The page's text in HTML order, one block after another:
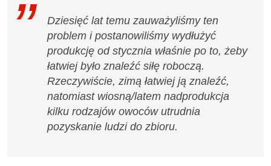
Dziesięć lat temu zauważyliśmy ten
problem i postanowiliśmy wydłużyć
produkcję od stycznia właśnie po to, żeby
łatwiej było znaleźć siłę roboczą.
Rzeczywiście, zimą łatwiej ją znaleźć,
natomiast wiosną/latem nadprodukcja
kilku rodzajów owoców utrudnia
pozyskanie ludzi do zbioru.